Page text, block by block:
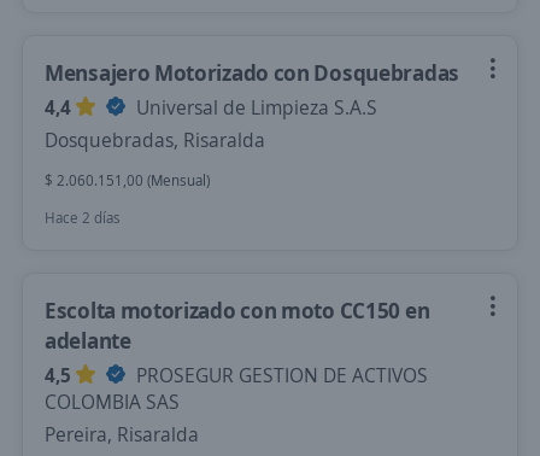
Mensajero Motorizado con Dosquebradas
4,4
Universal de Limpieza S.A.S
Dosquebradas, Risaralda
$ 2.060.151,00 (Mensual)
Hace 2 días
Escolta motorizado con moto CC150 en
adelante
4,5
PROSEGUR GESTION DE ACTIVOS
COLOMBIA SAS
Pereira, Risaralda